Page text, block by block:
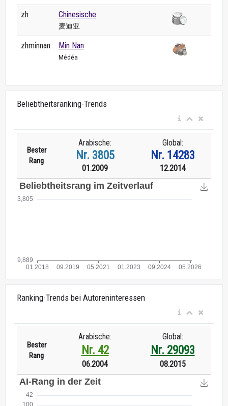
zh Chinesische
麦迪亚
zhminnan Min Nan
Médéa
Beliebtheitsranking-Trends
Bester
Rang
Arabische:
Nr. 3805
01.2009
Global:
Nr. 14283
12.2014
Ranking-Trends bei Autoreninteressen
Bester
Rang
Arabische:
Nr. 42
06.2004
Global:
Nr. 29093
08.2015